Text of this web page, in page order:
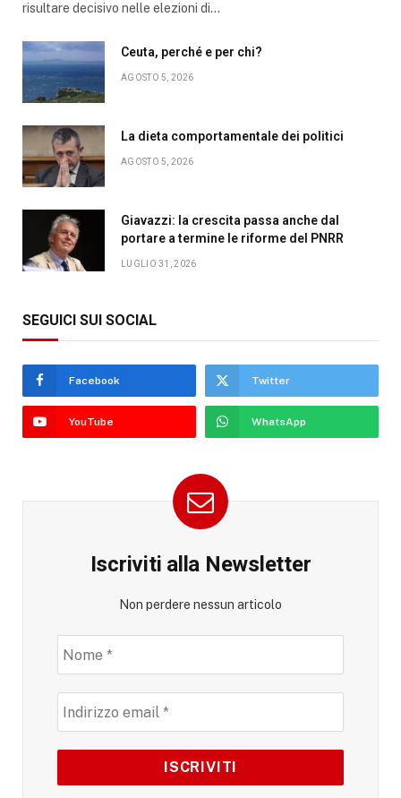
risultare decisivo nelle elezioni di…
Ceuta, perché e per chi?
AGOSTO 5, 2026
La dieta comportamentale dei politici
AGOSTO 5, 2026
Giavazzi: la crescita passa anche dal
portare a termine le riforme del PNRR
LUGLIO 31, 2026
SEGUICI SUI SOCIAL
Facebook Twitter
YouTube WhatsApp
Iscriviti alla Newsletter
Non perdere nessun articolo